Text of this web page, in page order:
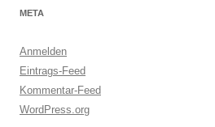
META
Anmelden
Eintrags-Feed
Kommentar-Feed
WordPress.org